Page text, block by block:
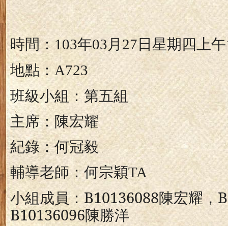
時間：103年03月27日星期四上午
地點：A723
班級小組：第五組
主席：陳宏耀
紀錄：何冠毅
輔導老師：何宗穎TA
小組成員：B10136088陳宏耀，
B10136096陳勝洋